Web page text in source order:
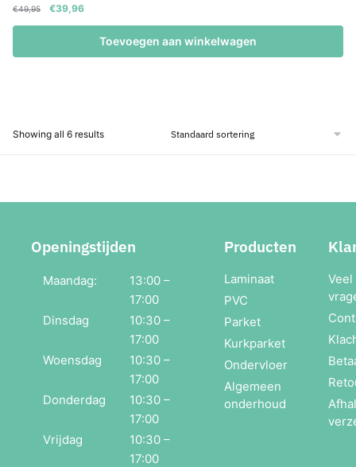
€49,95
Oorspronkelijke
€39,96Huidige
Toevoegen aan winkelwagen
Showing all 6 results
Openingstijden
Maandag:
13:00 –
17:00
Dinsdag
10:30 –
17:00
Woensdag
10:30 –
17:00
Donderdag
10:30 –
17:00
Vrijdag
10:30 –
17:00
Producten
Laminaat
PVC
Parket
Kurkparket
Ondervloer
Algemeen
onderhoud